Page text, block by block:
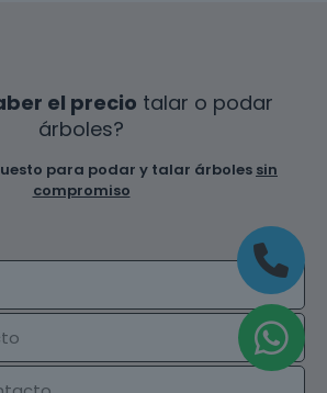
el precio talar o podar
árboles?
para podar y talar árboles sin
compromiso